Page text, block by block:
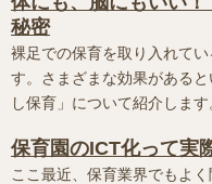
秘密
裸足での保育を取り入れて
す。さまざまな効果がある
し保育」について紹介します
保育園のICT化って実
ここ最近、保育業界でもよ